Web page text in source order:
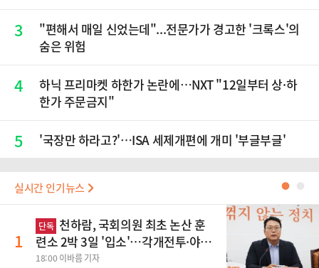
3
"편해서 매일 신었는데"...전문가가 경고한 '크록스'의
숨은 위험
4
하닉 프리마켓 하한가 논란에…NXT "12일부터 상·하
한가 주문금지"
5 '국장만 하라고?'…ISA 세제개편에 개미 '부글부글'
실시간 인기뉴스 ●
1
단독 천하람, 국회의원 최초 논산 훈
련소 2박 3일 '입소'…각개전투·야간
행군 한다
18:00 이바름 기자